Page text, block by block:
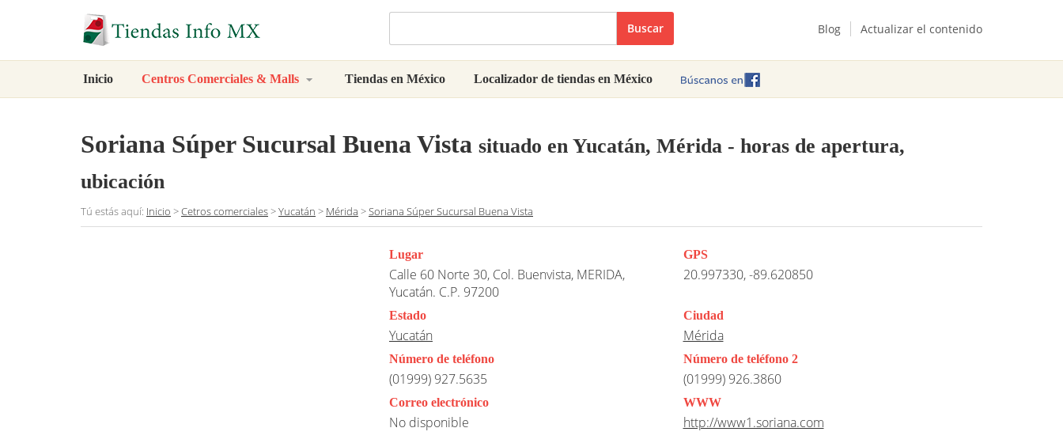
Buscar Blog Actualizar el contenido
Inicio Centros Comerciales & Malls Tiendas en México Localizador de tiendas en México
Soriana Súper Sucursal Buena Vista situado en Yucatán, Mérida - horas de apertura,
ubicación
Tú estás aquí: Inicio >Cetros comerciales>Yucatán > Mérida >Soriana Súper Sucursal Buena Vista
Lugar
Calle 60 Norte 30, Col. Buenvista, MERIDA,
Yucatán. C.P. 97200
GPS
20.997330, -89.620850
Estado
Yucatán
Ciudad
Mérida
Número de teléfono
(01999) 927.5635
Número de teléfono 2
(01999) 926.3860
Correo electrónico
No disponible
WWW
http://www1.soriana.com